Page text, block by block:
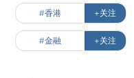
#香港 +关注
#金融 +关注